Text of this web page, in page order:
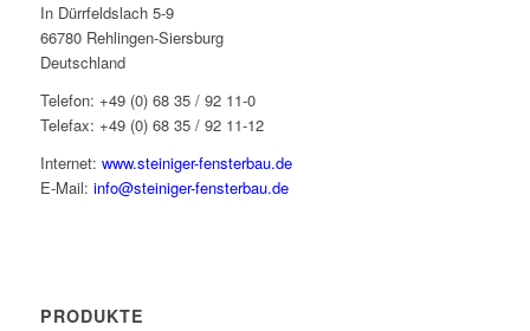
In Dürrfeldslach 5-9
66780 Rehlingen-Siersburg
Deutschland
Telefon: +49 (0) 68 35 / 92 11-0
Telefax: +49 (0) 68 35 / 92 11-12
Internet: www.steiniger-fensterbau.de
E-Mail: info@steiniger-fensterbau.de
PRODUKTE